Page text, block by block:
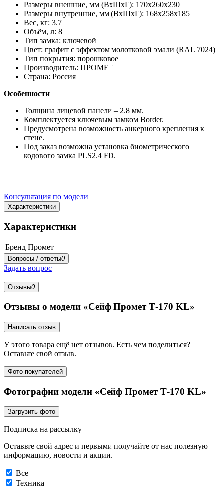
Размеры внешние, мм (ВхШхГ): 170x260x230
Размеры внутренние, мм (ВхШхГ): 168x258x185
Вес, кг: 3.7
Объём, л: 8
Тип замка: ключевой
Цвет: графит с эффектом молотковой эмали (RAL 7024)
Тип покрытия: порошковое
Производитель: ПРОМЕТ
Страна: Россия
Особенности
Толщина лицевой панели – 2.8 мм.
Комплектуется ключевым замком Border.
Предусмотрена возможность анкерного крепления к
стене.
Под заказ возможна установка биометрического
кодового замка PLS2.4 FD.
Консультация по модели
Характеристики
Характеристики
Бренд Промет
Вопросы / ответы0
Задать вопрос
Отзывы0
Отзывы о модели «Сейф Промет Т-170 KL»
Написать отзыв
У этого товара ещё нет отзывов. Есть чем поделиться?
Оставьте свой отзыв.
Фото покупателей
Фотографии модели «Сейф Промет Т-170 KL»
Загрузить фото
Подписка на рассылку
Оставьте свой адрес и первыми получайте от нас полезную
информацию, новости и акции.
Все
Техника